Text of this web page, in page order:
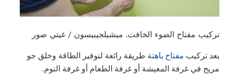
تركيب مفتاح الضوء الخافت. ميشيلجيبيسون / غيتي صور
يعد تركيب مفتاح باهتة طريقة رائعة لتوفير الطاقة وخلق جو
مريح في غرفة المعيشة أو غرفة الطعام أو غرفة النوم.